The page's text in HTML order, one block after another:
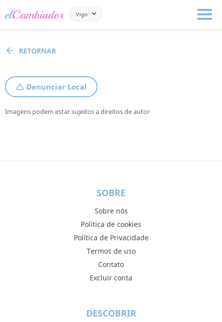
Vigo
RETORNAR
Denunciar Local
Imagens podem estar sujeitos a direitos de autor
SOBRE
Sobre nós
Política de cookies
Política de Privacidade
Termos de uso
Contato
Excluir conta
DESCOBRIR